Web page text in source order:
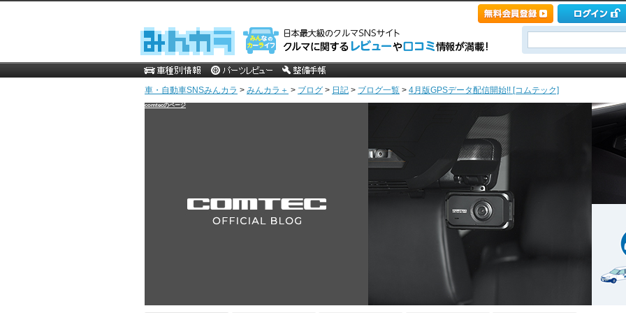
車・自動車SNSみんカラ > みんカラ＋ > ブログ > 日記 > ブログ一覧 > 4月版GPSデータ配信開始!! [コムテック]
comtecのページ